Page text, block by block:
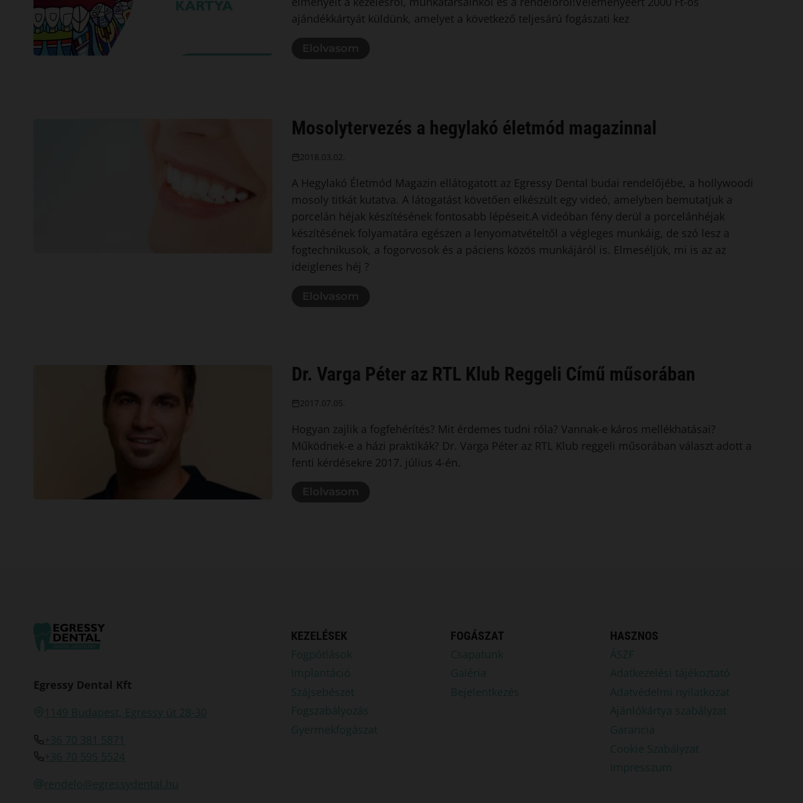
ajándékkártyát küldünk, amelyet a következő teljesárú fogászati kez
Mosolytervezés a hegylakó életmód magazinnal
2018.03.02.
A Hegylakó Életmód Magazin ellátogatott az Egressy Dental budai rendelőjébe, a hollywoodi
mosoly titkát kutatva. A látogatást követően elkészült egy videó, amelyben bemutatjuk a
porcelán héjak készítésének fontosabb lépéseit.A videóban fény derül a porcelánhéjak
készítésének folyamatára egészen a lenyomatvételtől a végleges munkáig, de szó lesz a
fogtechnikusok, a fogorvosok és a páciens közös munkájáról is. Elmeséljük, mi is az az
ideiglenes héj ?
Dr. Varga Péter az RTL Klub Reggeli Című műsorában
2017.07.05.
Hogyan zajlik a fogfehérítés? Mit érdemes tudni róla? Vannak-e káros mellékhatásai?
Működnek-e a házi praktikák? Dr. Varga Péter az RTL Klub reggeli műsorában választ adott a
fenti kérdésekre 2017. július 4-én.
Egressy Dental Kft
1149 Budapest, Egressy út 28-30
+36 70 381 5871
+36 70 595 5524
rendelo@egressydental.hu
KEZELÉSEK
Fogpótlások
Implantáció
Szájsebészet
Fogszabályozás
Gyermekfogászat
FOGÁSZAT
Csapatunk
Galéria
Bejelentkezés
HASZNOS
ÁSZF
Adatkezelési tájékoztató
Adatvédelmi nyilatkozat
Ajánlókártya szabályzat
Garancia
Cookie Szabályzat
Impresszum